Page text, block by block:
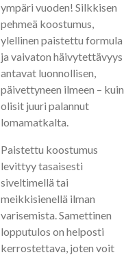
ympäri vuoden! Silkkisen
pehmeä koostumus,
ylellinen paistettu formula
ja vaivaton häivytettävyys
antavat luonnollisen,
päivettyneen ilmeen – kuin
olisit juuri palannut
lomamatkalta.
Paistettu koostumus
levittyy tasaisesti
siveltimellä tai
meikkisienellä ilman
varisemista. Samettinen
lopputulos on helposti
kerrostettava, joten voit